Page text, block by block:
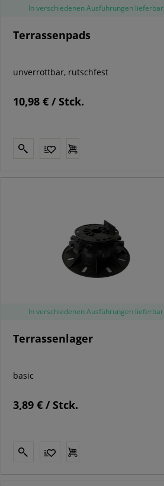
In verschiedenen Ausführungen lieferbar
Terrassenpads
unverrottbar, rutschfest
10,98 € / Stck.
In verschiedenen Ausführungen lieferbar
Terrassenlager
basic
3,89 € / Stck.